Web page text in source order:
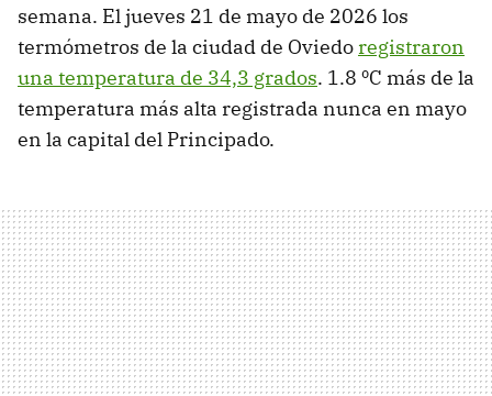
semana. El jueves 21 de mayo de 2026 los
termómetros de la ciudad de Oviedoregistraron
una temperatura de 34,3 grados. 1.8 ºC más de la
temperatura más alta registrada nunca en mayo
en la capital del Principado.